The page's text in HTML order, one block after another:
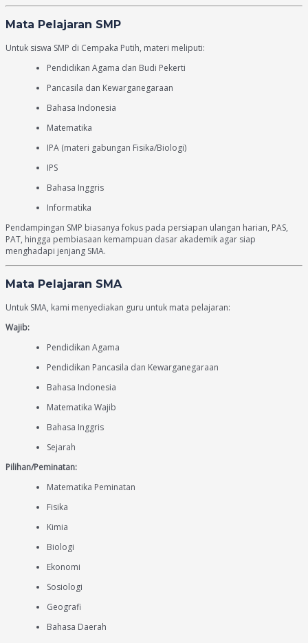
Mata Pelajaran SMP
Untuk siswa SMP di Cempaka Putih, materi meliputi:
Pendidikan Agama dan Budi Pekerti
Pancasila dan Kewarganegaraan
Bahasa Indonesia
Matematika
IPA (materi gabungan Fisika/Biologi)
IPS
Bahasa Inggris
Informatika
Pendampingan SMP biasanya fokus pada persiapan ulangan harian, PAS,
PAT, hingga pembiasaan kemampuan dasar akademik agar siap
menghadapi jenjang SMA.
Mata Pelajaran SMA
Untuk SMA, kami menyediakan guru untuk mata pelajaran:
Wajib:
Pendidikan Agama
Pendidikan Pancasila dan Kewarganegaraan
Bahasa Indonesia
Matematika Wajib
Bahasa Inggris
Sejarah
Pilihan/Peminatan:
Matematika Peminatan
Fisika
Kimia
Biologi
Ekonomi
Sosiologi
Geografi
Bahasa Daerah